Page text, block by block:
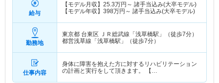
給与
【モデル月収】 25.3万円～
【モデル年収】 398万円～ 諸手当込み(大卒モデル)
勤務地
東京都 台東区
ＪＲ総武線「浅草橋駅」（徒歩7分）
都営浅草線「浅草橋駅」（徒歩7分）
仕事内容
身体に障害を抱えた方に対するリハビリテーション
の計画と実行をして頂きます。 【…